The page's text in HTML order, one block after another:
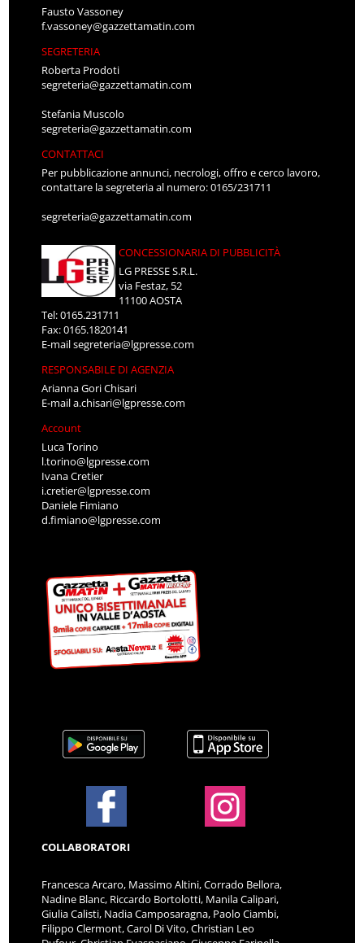
Fausto Vassoney
f.vassoney@gazzettamatin.com
SEGRETERIA
Roberta Prodoti
segreteria@gazzettamatin.com
Stefania Muscolo
segreteria@gazzettamatin.com
CONTATTACI
Per pubblicazione annunci, necrologi, offro e cerco lavoro,
contattare la segreteria al numero: 0165/231711
segreteria@gazzettamatin.com
CONCESSIONARIA DI PUBBLICITÀ
LG PRESSE S.R.L.
via Festaz, 52
11100 AOSTA
Tel: 0165.231711
Fax: 0165.1820141
E-mailsegreteria@lgpresse.com
RESPONSABILE DI AGENZIA
Arianna Gori Chisari
E-maila.chisari@lgpresse.com
Account
Luca Torino
l.torino@lgpresse.com
Ivana Cretier
i.cretier@lgpresse.com
Daniele Fimiano
d.fimiano@lgpresse.com
COLLABORATORI
Francesca Arcaro, Massimo Altini, Corrado Bellora,
Nadine Blanc, Riccardo Bortolotti, Manila Calipari,
Giulia Calisti, Nadia Camposaragna, Paolo Ciambi,
Filippo Clermont, Carol Di Vito, Christian Leo